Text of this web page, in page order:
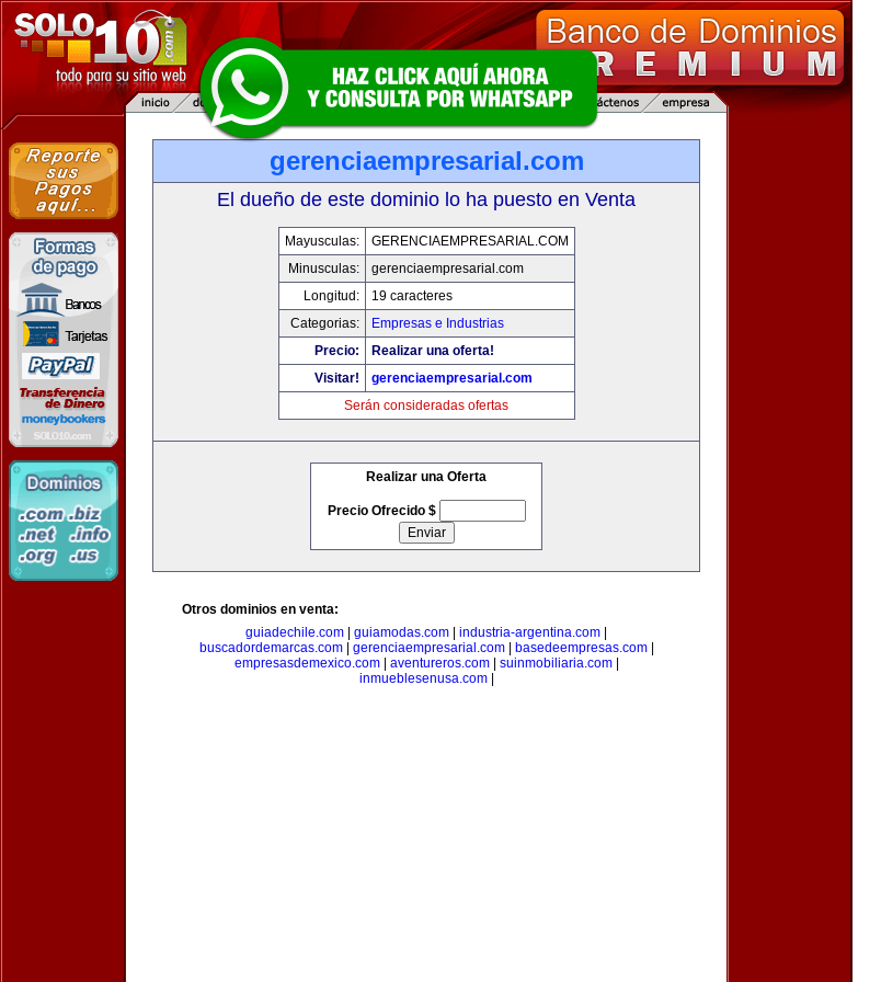
gerenciaempresarial.com
El dueño de este dominio lo ha puesto en Venta
Mayusculas:
GERENCIAEMPRESARIAL.COM
Minusculas:
gerenciaempresarial.com
Longitud:
19 caracteres
Categorias:
Empresas e Industrias
Precio:
Realizar una oferta!
Visitar!
gerenciaempresarial.com
Serán consideradas ofertas
Realizar una Oferta
Precio Ofrecido $
Otros dominios en venta:
guiadechile.com
guiamodas.com industria-argentina.com
buscadordemarcas.com| gerenciaempresarial.com| basedeempresas.com|
empresasdemexico.com| aventureros.com| suinmobiliaria.com|
inmueblesenusa.com|